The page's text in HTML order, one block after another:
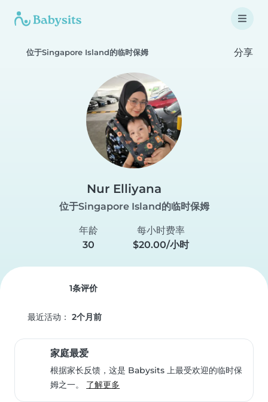
位于Singapore Island的临时保姆 分享
Nur Elliyana
位于Singapore Island的临时保姆
年龄
30
每小时费率
$20.00/小时
1条评价
最近活动： 2个月前
家庭最爱
根据家长反馈，这是 Babysits 上最受欢迎的临时保
姆之一。 了解更多